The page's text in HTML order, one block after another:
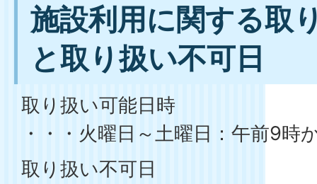
施設利用に関する取
と取り扱い不可日
取り扱い可能日時
・・・火曜日～土曜日：午前9
取り扱い不可日